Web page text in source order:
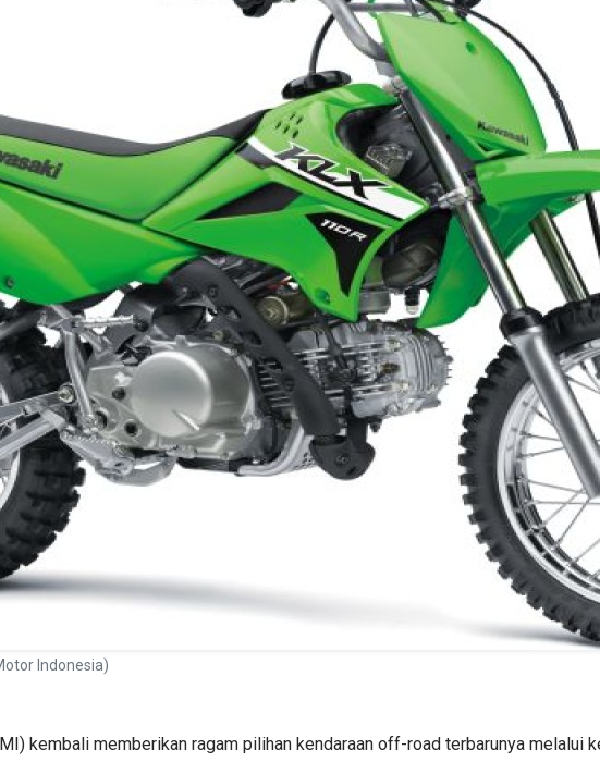
Indonesia)
kembali memberikan ragam pilihan kendaraan off-road terbarunya melalui